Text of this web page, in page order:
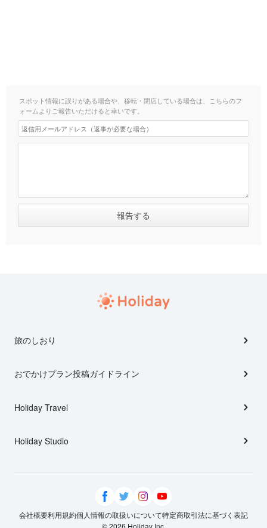
スポット情報に誤りがある場合や、移転・閉店している場合は、こちらのフ
ォームよりご報告いただけると幸いです。
旅のしおり
おでかけプラン投稿ガイドライン
Holiday Travel
Holiday Studio
会社概要利用規約個人情報の取扱いについて特定商取引法に基づく表記
© 2026 Holiday Inc.